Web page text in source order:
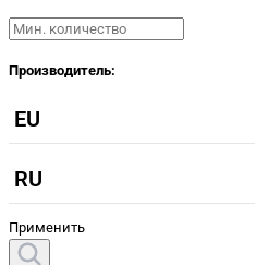
Производитель:
EU
RU
Применить